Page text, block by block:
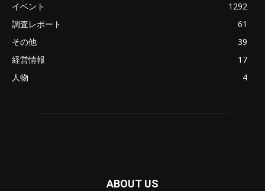
イベント
1292
調査レポート
61
その他
39
経営情報
17
人物
4
ABOUT US